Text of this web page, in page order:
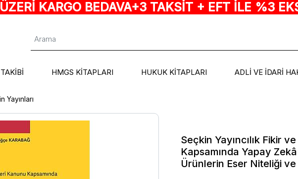
KARGO BEDAVA+3 TAKSİT + EFT İLE %3
HMGS KİTAPLARI HUKUK KİTAPLARI ADLİ VE İDARİ
Yayınları
Seçkin Yayıncılık Fikir
Kapsamında Yapay
Ürünlerin Eser Niteliği